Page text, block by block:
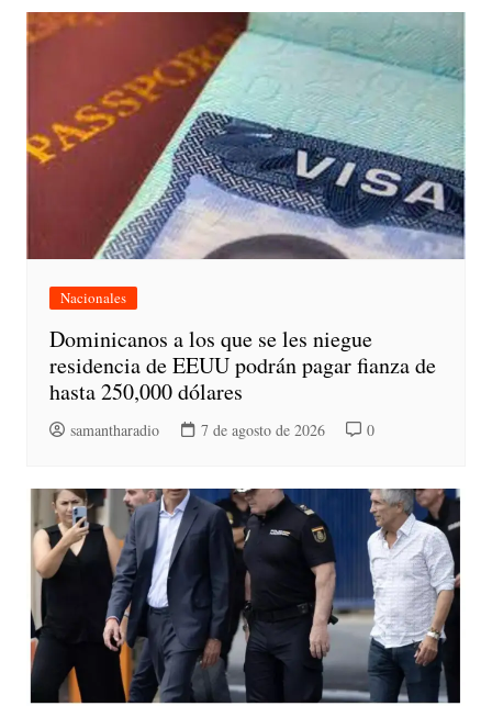
Nacionales
Dominicanos a los que se les niegue
residencia de EEUU podrán pagar fianza de
hasta 250,000 dólares
samantharadio 7 de agosto de 2026 0